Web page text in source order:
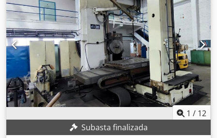
de referencia disponibles en Alemania Póngase en
contacto con nosotros; estaremos encantados de
asesorarle y elaborar una oferta personalizada.
1 / 12
Subasta finalizada